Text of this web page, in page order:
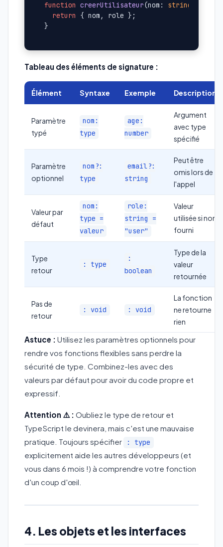
function creerUtilisateur(nom: string
return
{ nom, role };
Tableau des éléments de signature :
Élément Syntaxe Exemple Description
Paramètre
typé
nom:
type
age:
number
Argument
avec type
spécifié
Paramètre
optionnel
nom?:
type
email?:
string
Peut être
omis lors de
l'appel
Valeur par
défaut
nom:
type =
valeur
role:
string =
"user"
Valeur
utilisée si non
fourni
Type
retour
: type
:
boolean
Type de la
valeur
retournée
Pas de
retour
: void : void
La fonction
ne retourne
rien
Astuce : Utilisez les paramètres optionnels pour
rendre vos fonctions flexibles sans perdre la
sécurité de type. Combinez-les avec des
valeurs par défaut pour avoir du code propre et
expressif.
Attention ⚠️ : Oubliez le type de retour et
TypeScript le devinera, mais c'est une mauvaise
pratique. Toujours spécifier
: type
explicitement aide les autres développeurs (et
vous dans 6 mois !) à comprendre votre fonction
d'un coup d'œil.
4. Les objets et les interfaces